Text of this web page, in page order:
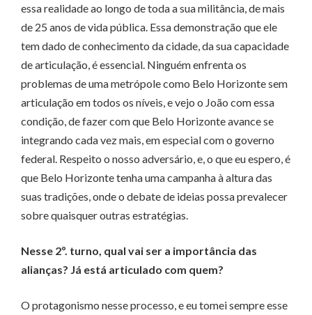
essa realidade ao longo de toda a sua militância, de mais
de 25 anos de vida pública. Essa demonstração que ele
tem dado de conhecimento da cidade, da sua capacidade
de articulação, é essencial. Ninguém enfrenta os
problemas de uma metrópole como Belo Horizonte sem
articulação em todos os níveis, e vejo o João com essa
condição, de fazer com que Belo Horizonte avance se
integrando cada vez mais, em especial com o governo
federal. Respeito o nosso adversário, e, o que eu espero, é
que Belo Horizonte tenha uma campanha à altura das
suas tradições, onde o debate de ideias possa prevalecer
sobre quaisquer outras estratégias.
Nesse 2º. turno, qual vai ser a importância das
alianças? Já está articulado com quem?
O protagonismo nesse processo, e eu tomei sempre esse